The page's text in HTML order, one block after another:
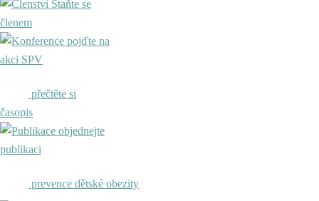
Staňte se
členem
pojďte na
akci SPV
přečtěte si
časopis
objednejte
publikaci
prevence dětské obezity